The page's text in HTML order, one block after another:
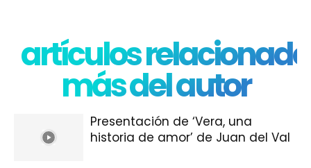
artículos
más del autor
Presentación de ‘Vera, una
historia de amor’ de Juan del Val